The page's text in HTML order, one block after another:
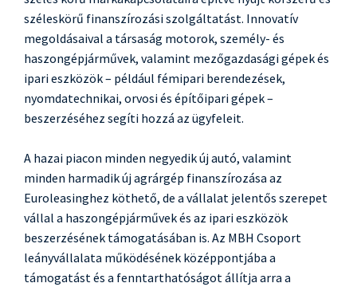
széleskörű finanszírozási szolgáltatást. Innovatív
megoldásaival a társaság motorok, személy- és
haszongépjárművek, valamint mezőgazdasági gépek és
ipari eszközök – például fémipari berendezések,
nyomdatechnikai, orvosi és építőipari gépek –
beszerzéséhez segíti hozzá az ügyfeleit.
A hazai piacon minden negyedik új autó, valamint
minden harmadik új agrárgép finanszírozása az
Euroleasinghez köthető, de a vállalat jelentős szerepet
vállal a haszongépjárművek és az ipari eszközök
beszerzésének támogatásában is. Az MBH Csoport
leányvállalata működésének középpontjába a
támogatást és a fenntarthatóságot állítja arra a